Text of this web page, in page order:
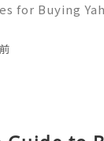
for Buying